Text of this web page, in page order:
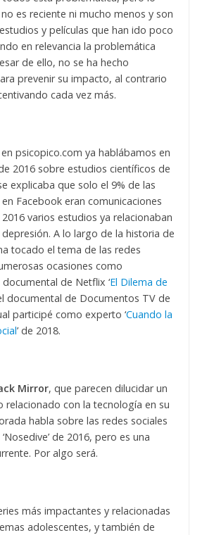
es reciente ni mucho menos y son
y películas que han ido poco
en relevancia la problemática
de ello, no se ha hecho
prevenir su impacto, al contrario
cada vez más.
psicopico.com ya hablábamos en
2016 sobre estudios científicos de
explicaba que solo el 9% de las
Facebook eran comunicaciones
varios estudios ya relacionaban
A lo largo de la historia de
tocado el tema de las redes
ocasiones como
de Netflix ‘El Dilema de
documental de Documentos TV de
participé como experto ‘Cuando la
’ de 2018.
Mirror, que parecen dilucidar un
relacionado con la tecnología en su
habla sobre las redes sociales
de 2016, pero es una
Por algo será.
más impactantes y relacionadas
adolescentes, y también de